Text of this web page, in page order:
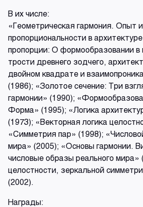
В их числе:
«Геометрическая гармония. Опыт
пропорциональности в
пропорции: О формообразовании в
трости древнего зодчего,
двойном квадрате и
(1986); «Золотое сечение: Три
гармонии» (1990);
Форма» (1995); «Логика
(1973); «Векторная логика
«Симметрия пар» (1998);
мира» (2005); «Основы гармонии.
числовые образы реального мира»
целостности, зеркальной
(2002).
Награды: